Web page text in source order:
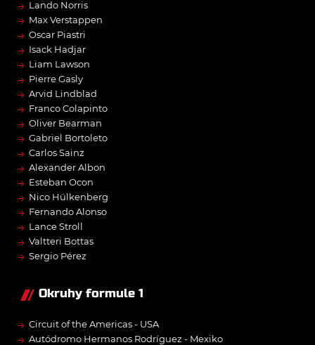
→ Lando Norris
→ Max Verstappen
→ Oscar Piastri
→ Isack Hadjar
→ Liam Lawson
→ Pierre Gasly
→ Arvid Lindblad
→ Franco Colapinto
→ Oliver Bearman
→ Gabriel Bortoleto
→ Carlos Sainz
→ Alexander Albon
→ Esteban Ocon
→ Nico Hülkenberg
→ Fernando Alonso
→ Lance Stroll
→ Valtteri Bottas
→ Sergio Pérez
Okruhy formule 1
→ Circuit of the Americas - USA
→ Autódromo Hermanos Rodríguez - Mexiko